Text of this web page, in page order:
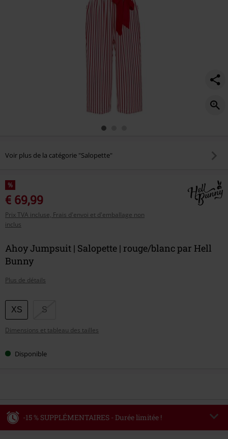
Voir plus de la catégorie "Salopette"
%
€ 69,99
Prix TVA incluse, Frais d'envoi et d'emballage non
inclus
Ahoy Jumpsuit | Salopette | rouge/blanc par Hell
Bunny
Plus de détails
Choisissez
votre
taille
XS S
Dimensions et tableau des tailles
Disponible
-15 % SUPPLÉMENTAIRES - Durée limitée !